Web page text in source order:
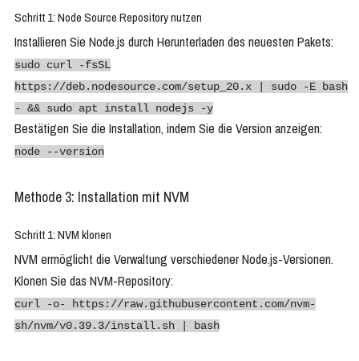
Schritt 1: Node Source Repository nutzen
Installieren Sie Node.js durch Herunterladen des neuesten Pakets:
sudo curl -fsSL
https://deb.nodesource.com/setup_20.x | sudo -E bash
- && sudo apt install nodejs -y
Bestätigen Sie die Installation, indem Sie die Version anzeigen:
node --version
Methode 3: Installation mit NVM
Schritt 1: NVM klonen
NVM ermöglicht die Verwaltung verschiedener Node.js-Versionen.
Klonen Sie das NVM-Repository:
curl -o- https://raw.githubusercontent.com/nvm-
sh/nvm/v0.39.3/install.sh | bash